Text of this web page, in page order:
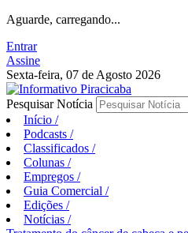
Aguarde, carregando...
Entrar
Assine
Sexta-feira, 07 de Agosto 2026
Pesquisar Notícia
Início /
Podcasts /
Classificados /
Colunas /
Empregos /
Guia Comercial /
Edições /
Notícias /